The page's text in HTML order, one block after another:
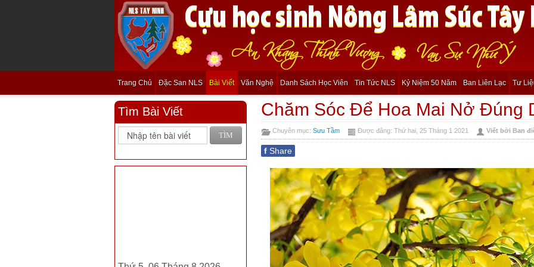
Trang Chủ Đặc San NLS Bài Viết Văn Nghệ Danh Sách Học Viên Tin Tức NLS Kỷ Niệm 50 Năm Ban Liên Lạc Tư
Tìm Bài Viết
TÌM
Chăm Sóc Để Hoa Mai Nở Đúng
Chuyên mục:Sưu Tầm Được đăng: Thứ hai, 25 Tháng 1 2021 Viết bởi Ban
f Share